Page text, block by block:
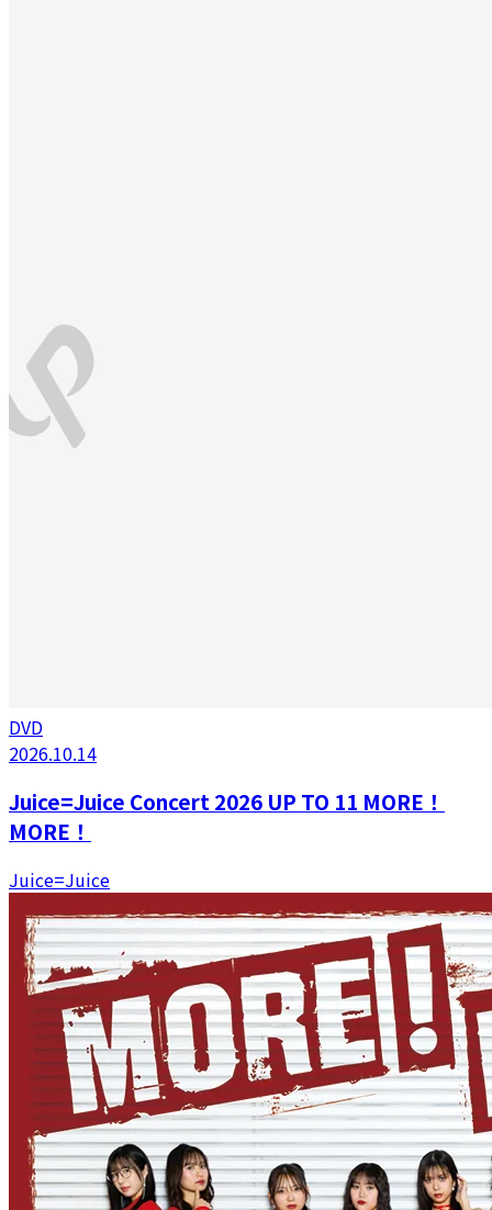
DVD
2026.10.14
Juice=Juice Concert 2026 UP TO 11 MORE！
MORE！
Juice=Juice